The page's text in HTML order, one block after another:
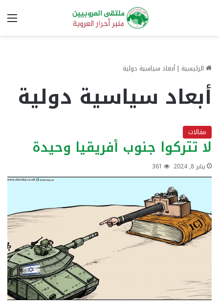
الرئيسية | أبعاد سياسية دولية
أبعاد سياسية دولية
مقالات
لا تتركوا جنوب أفريقيا وحيدة
يناير 8, 2024 361